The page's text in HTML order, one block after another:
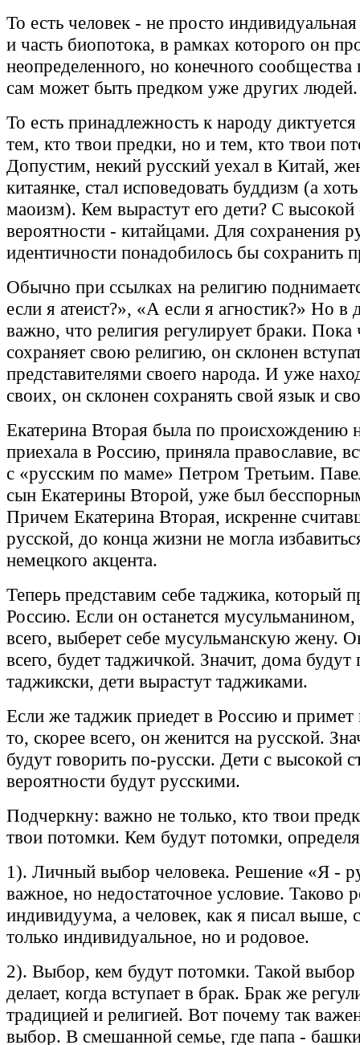
То есть человек - не просто
и часть биопотока, в рамках которого он
неопределенного, но конечного сообщества
сам может быть предком уже других людей.
То есть принадлежность к народу диктуется
тем, кто твои предки, но и тем, кто твои
Допустим, некий русский уехал в Китай,
китаянке, стал исповедовать буддизм (а
маоизм). Кем вырастут его дети? С высокой
вероятности - китайцами. Для сохранения
идентичности понадобилось бы сохранить
Обычно при ссылках на религию
если я атеист?», «А если я агностик?» Но в
важно, что религия регулирует браки. Пока
сохраняет свою религию, он склонен
представителями своего народа. И уже
своих, он склонен сохранять свой язык и
Екатерина Вторая была по происхождению
приехала в Россию, приняла православие,
с «русским по маме» Петром Третьим.
сын Екатерины Второй, уже был
Причем Екатерина Вторая, искренне
русской, до конца жизни не могла
немецкого акцента.
Теперь представим себе таджика, который
Россию. Если он останется мусульманином,
всего, выберет себе мусульманскую жену.
всего, будет таджичкой. Значит, дома будут
таджикски, дети вырастут таджиками.
Если же таджик приедет в Россию и примет
то, скорее всего, он женится на русской.
будут говорить по-русски. Дети с высокой
вероятности будут русскими.
Подчеркну: важно не только, кто твои
твои потомки. Кем будут потомки,
1). Личный выбор человека. Решение «Я -
важное, но недостаточное условие. Таково
индивидуума, а человек, как я писал выше,
только индивидуальное, но и родовое.
2). Выбор, кем будут потомки. Такой выбор
делает, когда вступает в брак. Брак же
традицией и религией. Вот почему так
выбор. В смешанной семье, где папа -